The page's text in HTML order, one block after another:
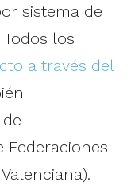
sistema de
los
a través del
Federaciones